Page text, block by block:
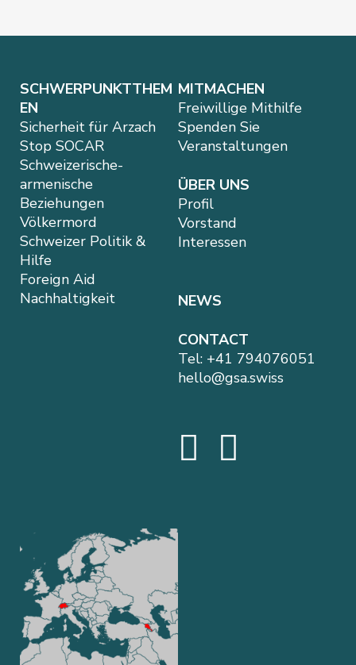
SCHWERPUNKTTHEM
EN
Sicherheit für Arzach
Stop SOCAR
Schweizerische-
armenische
Beziehungen
Völkermord
Schweizer Politik &
Hilfe
Foreign Aid
Nachhaltigkeit
MITMACHEN
Freiwillige Mithilfe
Spenden Sie
Veranstaltungen
ÜBER UNS
Profil
Vorstand
Interessen
NEWS
CONTACT
Tel: +41 794076051
hello@gsa.swiss